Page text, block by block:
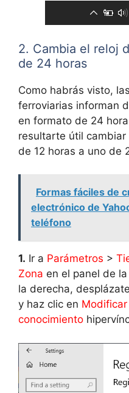
2. Cambia el reloj
de 24 horas
Como habrás visto,
ferroviarias informan
en formato de 24
resultarte útil
de 12 horas a uno de
Formas fáciles de
electrónico de
teléfono
1. Ir a Parámetros >
Zona en el panel de
la derecha,
y haz clic en
conocimiento